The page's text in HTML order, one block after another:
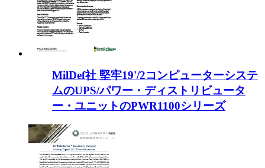
MilDef社 堅牢19'/2コンピューターシステ
ムのUPS/パワー・ディストリビュータ
ー・ユニットのPWR1100シリーズ